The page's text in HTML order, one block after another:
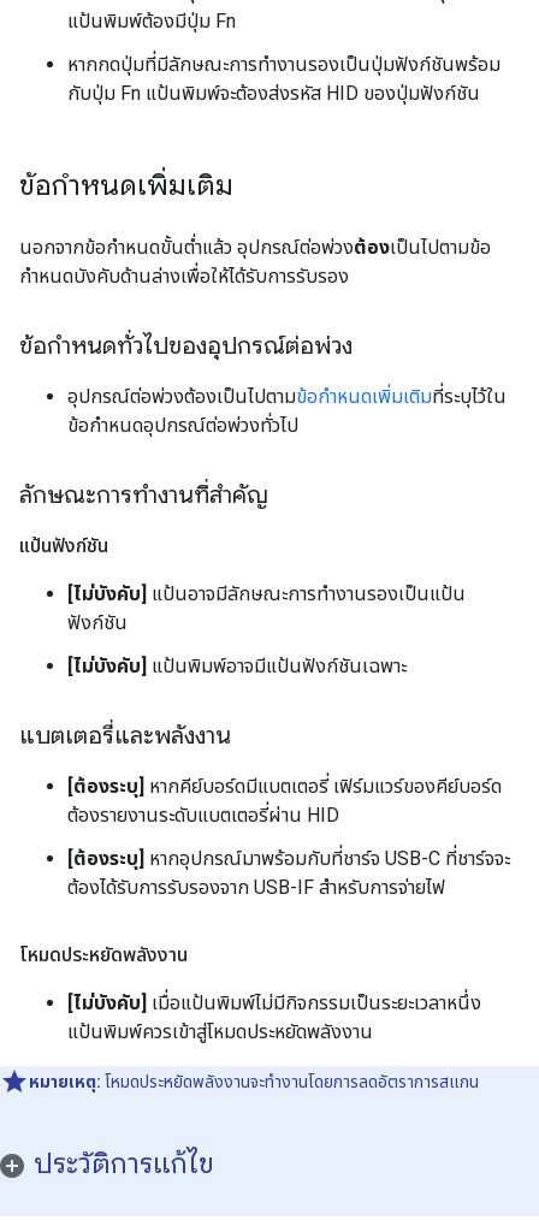
แป้นพิมพ์ต้องมีปุ่ม Fn
หากกดปุ่มที่มีลักษณะการทำงานรองเป็นปุ่มฟังก์ชันพร้อม
กับปุ่ม Fn แป้นพิมพ์จะต้องส่งรหัส HID ของปุ่มฟังก์ชัน
ข้อกำหนดเพิ่มเติม
นอกจากข้อกำหนดขั้นต่ำแล้ว อุปกรณ์ต่อพ่วงต้องเป็นไปตามข้อ
กำหนดบังคับด้านล่างเพื่อให้ได้รับการรับรอง
ข้อกำหนดทั่วไปของอุปกรณ์ต่อพ่วง
อุปกรณ์ต่อพ่วงต้องเป็นไปตามข้อกำหนดเพิ่มเติมที่ระบุไว้ใน
ข้อกำหนดอุปกรณ์ต่อพ่วงทั่วไป
ลักษณะการทำงานที่สำคัญ
แป้นฟังก์ชัน
[ไม่บังคับ] แป้นอาจมีลักษณะการทำงานรองเป็นแป้น
ฟังก์ชัน
[ไม่บังคับ] แป้นพิมพ์อาจมีแป้นฟังก์ชันเฉพาะ
แบตเตอรี่และพลังงาน
[ต้องระบุ] หากคีย์บอร์ดมีแบตเตอรี่ เฟิร์มแวร์ของคีย์บอร์ด
ต้องรายงานระดับแบตเตอรี่ผ่าน HID
[ต้องระบุ] หากอุปกรณ์มาพร้อมกับที่ชาร์จ USB-C ที่ชาร์จจะ
ต้องได้รับการรับรองจาก USB-IF สำหรับการจ่ายไฟ
โหมดประหยัดพลังงาน
[ไม่บังคับ] เมื่อแป้นพิมพ์ไม่มีกิจกรรมเป็นระยะเวลาหนึ่ง
แป้นพิมพ์ควรเข้าสู่โหมดประหยัดพลังงาน
หมายเหตุ: โหมดประหยัดพลังงานจะทำงานโดยการลดอัตราการสแกน
ประวัติการแก้ไข